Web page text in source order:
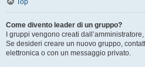
Top
Come divento leader di un gruppo?
I gruppi vengono creati
Se desideri creare un nuovo gruppo,
elettronica o con un messaggio privato.